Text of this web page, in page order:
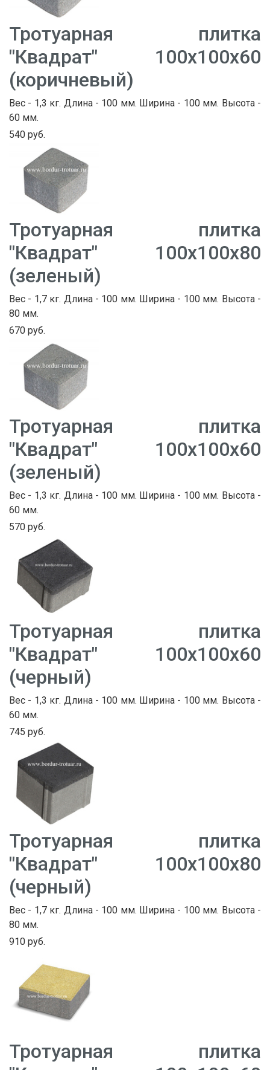
Тротуарная плитка
"Квадрат" 100х100х60
(коричневый)
Вес - 1,3 кг. Длина - 100 мм. Ширина - 100 мм. Высота -
60 мм.
540 руб.
Тротуарная плитка
"Квадрат" 100х100х80
(зеленый)
Вес - 1,7 кг. Длина - 100 мм. Ширина - 100 мм. Высота -
80 мм.
670 руб.
Тротуарная плитка
"Квадрат" 100х100х60
(зеленый)
Вес - 1,3 кг. Длина - 100 мм. Ширина - 100 мм. Высота -
60 мм.
570 руб.
Тротуарная плитка
"Квадрат" 100х100х60
(черный)
Вес - 1,3 кг. Длина - 100 мм. Ширина - 100 мм. Высота -
60 мм.
745 руб.
Тротуарная плитка
"Квадрат" 100х100х80
(черный)
Вес - 1,7 кг. Длина - 100 мм. Ширина - 100 мм. Высота -
80 мм.
910 руб.
Тротуарная плитка